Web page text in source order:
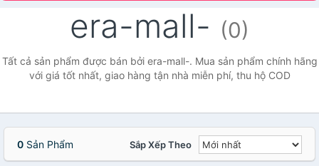
Face Shop
Face
Shop
Waterproof
Mascara
The Face
era-mall- (0)
Tất cả sản phẩm được bán bởi era-mall-. Mua sản phẩm chính hãng
với giá tốt nhất, giao hàng tận nhà miễn phí, thu hộ COD
0 Sản Phẩm Sắp Xếp Theo